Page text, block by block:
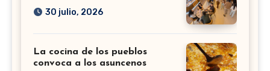
30 julio, 2026
La cocina de los pueblos
convoca a los asuncenos